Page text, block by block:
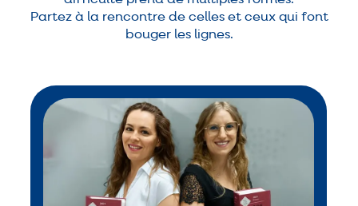
Partez à la rencontre de celles et ceux qui font
bouger les lignes.